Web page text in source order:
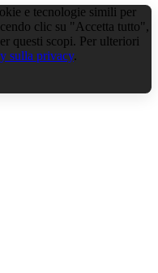
e tecnologie simili per
clic su "Accetta tutto",
questi scopi. Per ulteriori
sulla privacy.